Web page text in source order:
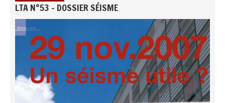
LTA N°53 - DOSSIER SÉISME